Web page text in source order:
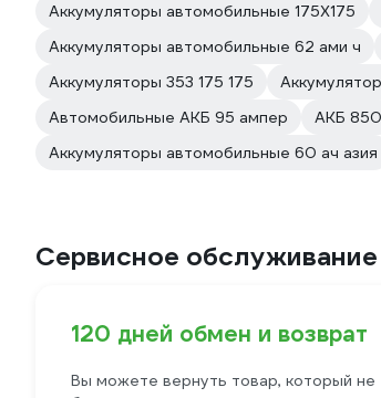
Аккумуляторы автомобильные 175Х175
Аккумуляторы автомобильные 62 ами ч
Аккумуляторы 353 175 175
Автомобильные АКБ 95 ампер
АКБ 850
Аккумуляторы автомобильные 60 ач азия
Сервисное обслуживание
120 дней обмен и возврат
Вы можете вернуть товар, который не